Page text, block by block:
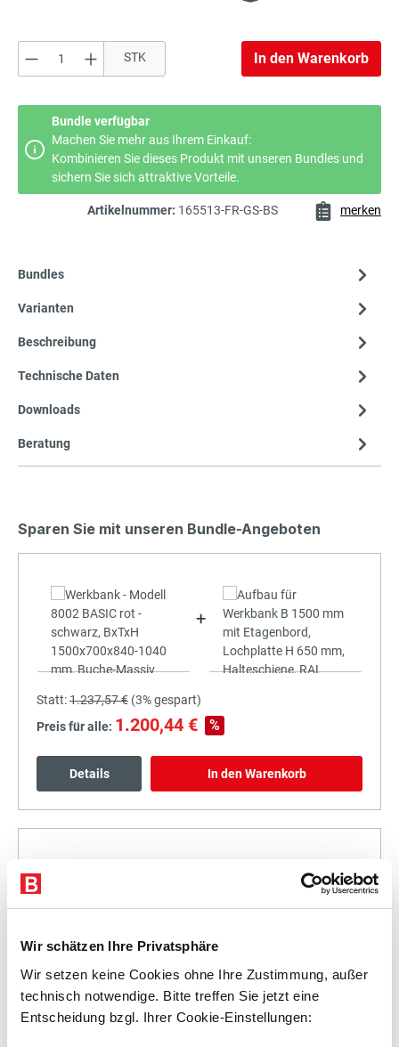
Wir schätzen Ihre Privatsphäre
Wir setzen keine Cookies ohne Ihre Zustimmung, außer
technisch notwendige. Bitte treffen Sie jetzt eine
Entscheidung bzgl. Ihrer Cookie-Einstellungen:
Produkt Anzahl: Gib den gewünschten
STK In den Warenkorb
Bundle verfügbar
Machen Sie mehr aus Ihrem Einkauf:
Kombinieren Sie dieses Produkt mit unseren Bundles und
sichern Sie sich attraktive Vorteile.
Artikelnummer: 165513-FR-GS-BS merken
Bundles
Varianten
Beschreibung
Technische Daten
Downloads
Beratung
Sparen Sie mit unseren Bundle-Angeboten
+
Statt:1.237,57 € (3%gespart)
Preis für alle: 1.200,44 € %
Details In den Warenkorb
Statt:1.400,43 € (3%gespart)
Preis für alle:1.358,42 € %